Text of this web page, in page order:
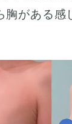
胸がある感